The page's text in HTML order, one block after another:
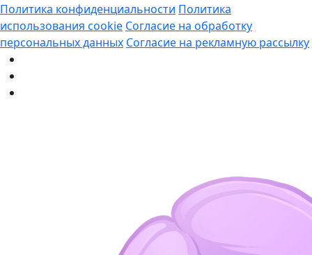
Политика конфиденциальности Политика
использования cookie Согласие на обработку
персональных данных Согласие на рекламную рассылку